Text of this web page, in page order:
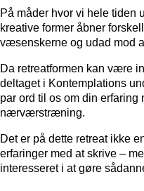
På måder hvor vi hele tiden
kreative former åbner
væsenskerne og udad mod
Da retreatformen kan være
deltaget i Kontemplations
par ord til os om din erfaring
nærværstræning.
Det er på dette retreat ikke
erfaringer med at skrive –
interesseret i at gøre